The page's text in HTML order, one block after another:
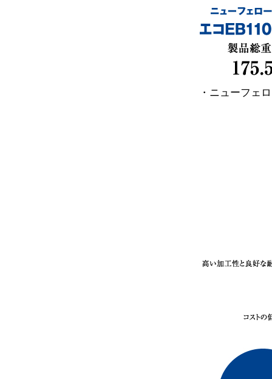
・ニューフェ